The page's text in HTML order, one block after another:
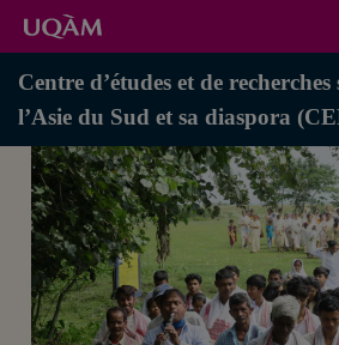
Centre d’études et de
l’Asie du Sud et sa diaspora